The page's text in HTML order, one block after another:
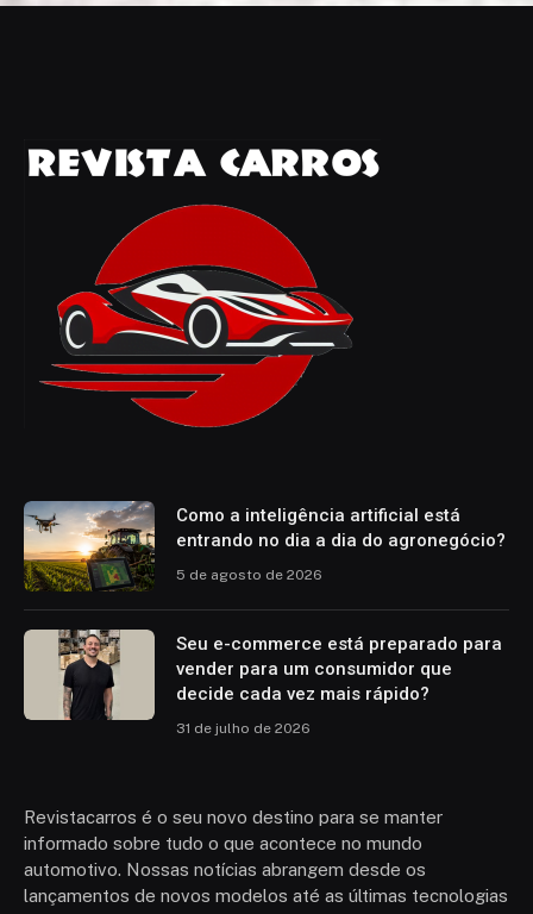
Como a inteligência artificial está
entrando no dia a dia do agronegócio?
5 de agosto de 2026
Seu e-commerce está preparado para
vender para um consumidor que
decide cada vez mais rápido?
31 de julho de 2026
Revistacarros é o seu novo destino para se manter
informado sobre tudo o que acontece no mundo
automotivo. Nossas notícias abrangem desde os
lançamentos de novos modelos até as últimas tecnologias